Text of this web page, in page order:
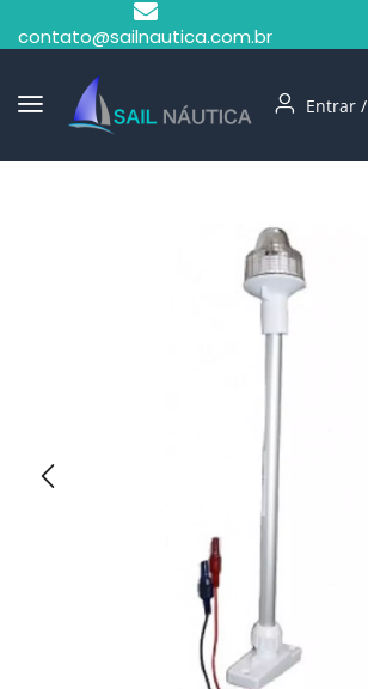
contato@sailnautica.com.br
Entrar